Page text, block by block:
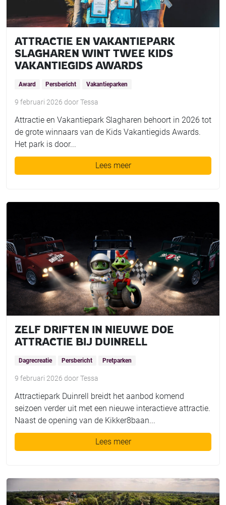
ATTRACTIE EN VAKANTIEPARK
SLAGHAREN WINT TWEE KIDS
VAKANTIEGIDS AWARDS
Award Persbericht Vakantieparken
9 februari 2026 doorTessa
Attractie en Vakantiepark Slagharen behoort in 2026 tot
de grote winnaars van de Kids Vakantiegids Awards.
Het park is door...
Lees meer
ZELF DRIFTEN IN NIEUWE DOE
ATTRACTIE BIJ DUINRELL
Dagrecreatie Persbericht Pretparken
9 februari 2026 doorTessa
Attractiepark Duinrell breidt het aanbod komend
seizoen verder uit met een nieuwe interactieve attractie.
Naast de opening van de Kikker8baan...
Lees meer